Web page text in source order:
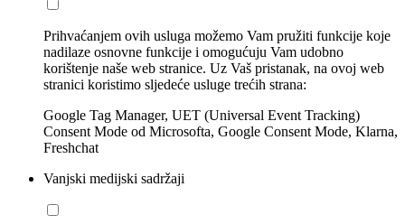
Prihvaćanjem ovih usluga možemo Vam pružiti funkcije koje
nadilaze osnovne funkcije i omogućuju Vam udobno
korištenje naše web stranice. Uz Vaš pristanak, na ovoj web
stranici koristimo sljedeće usluge trećih strana:
Google Tag Manager, UET (Universal Event Tracking)
Consent Mode od Microsofta, Google Consent Mode, Klarna,
Freshchat
Vanjski medijski sadržaji